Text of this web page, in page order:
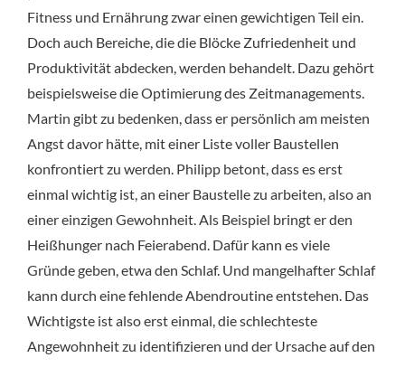
Fitness und Ernährung zwar einen gewichtigen Teil ein.
Doch auch Bereiche, die die Blöcke Zufriedenheit und
Produktivität abdecken, werden behandelt. Dazu gehört
beispielsweise die Optimierung des Zeitmanagements.
Martin gibt zu bedenken, dass er persönlich am meisten
Angst davor hätte, mit einer Liste voller Baustellen
konfrontiert zu werden. Philipp betont, dass es erst
einmal wichtig ist, an einer Baustelle zu arbeiten, also an
einer einzigen Gewohnheit. Als Beispiel bringt er den
Heißhunger nach Feierabend. Dafür kann es viele
Gründe geben, etwa den Schlaf. Und mangelhafter Schlaf
kann durch eine fehlende Abendroutine entstehen. Das
Wichtigste ist also erst einmal, die schlechteste
Angewohnheit zu identifizieren und der Ursache auf den